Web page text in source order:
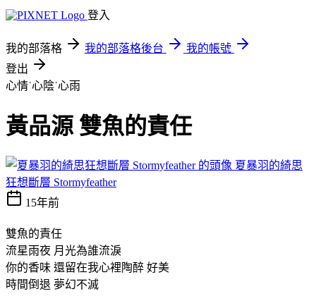
登入
我的部落格 我的部落格後台
我的帳號
登出
心情˙心陰˙心雨
黃品源 雙魚的責任
夏暴羽的綺思
狂想斷層 Stormyfeather
15年前
雙魚的責任
流星雨夜 月光為誰流淚
你的香味 還留在我心裡陶醉 好美
時間倒退 夢幻不滅